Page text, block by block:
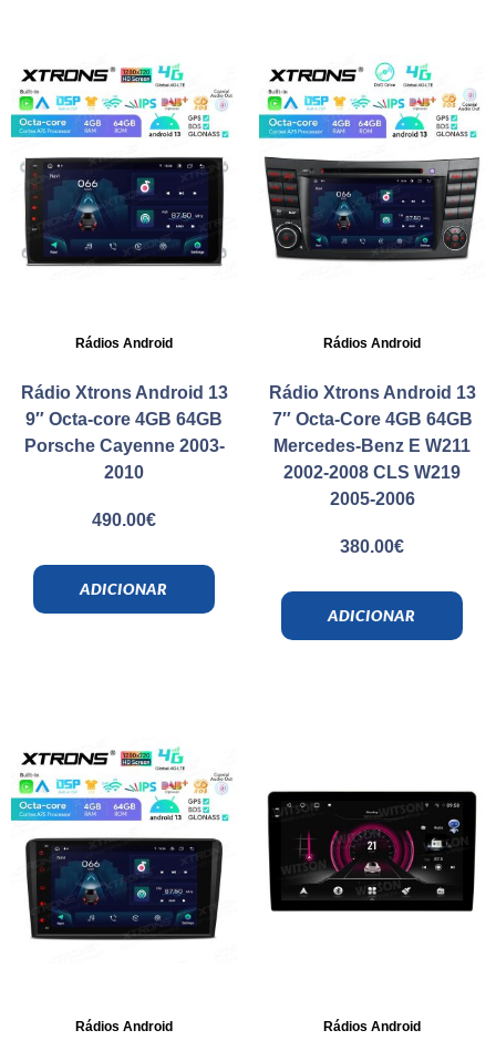
Rádios Android
Rádio Xtrons Android 13
9″ Octa-core 4GB 64GB
Porsche Cayenne 2003-
2010
490.00€
ADICIONAR
Rádios Android
Rádio Xtrons Android 13
7″ Octa-Core 4GB 64GB
Mercedes-Benz E W211
2002-2008 CLS W219
2005-2006
380.00€
ADICIONAR
Rádios Android Rádios Android